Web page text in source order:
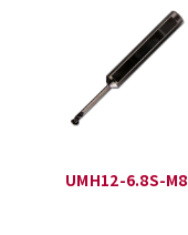
UMH12-6.8S-M8